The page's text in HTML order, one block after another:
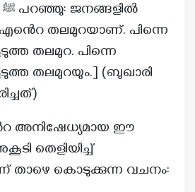
പറഞ്ഞു: ജനങ്ങളിൽ
എൻെറ തലമുറയാണ്. പിന്നെ
തലമുറ. പിന്നെ
തലമുറയും.] (ബുഖാരി
അനിഷേധ്യമായ ഈ
തെളിയിച്ച്
താഴെ കൊടുക്കുന്ന വചനം: